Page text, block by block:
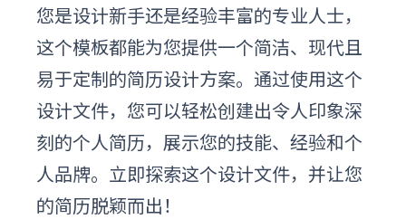
您是设计新手还是经验丰富的专业人士，
这个模板都能为您提供一个简洁、现代且
易于定制的简历设计方案。通过使用这个
设计文件，您可以轻松创建出令人印象深
刻的个人简历，展示您的技能、经验和个
人品牌。立即探索这个设计文件，并让您
的简历脱颖而出！